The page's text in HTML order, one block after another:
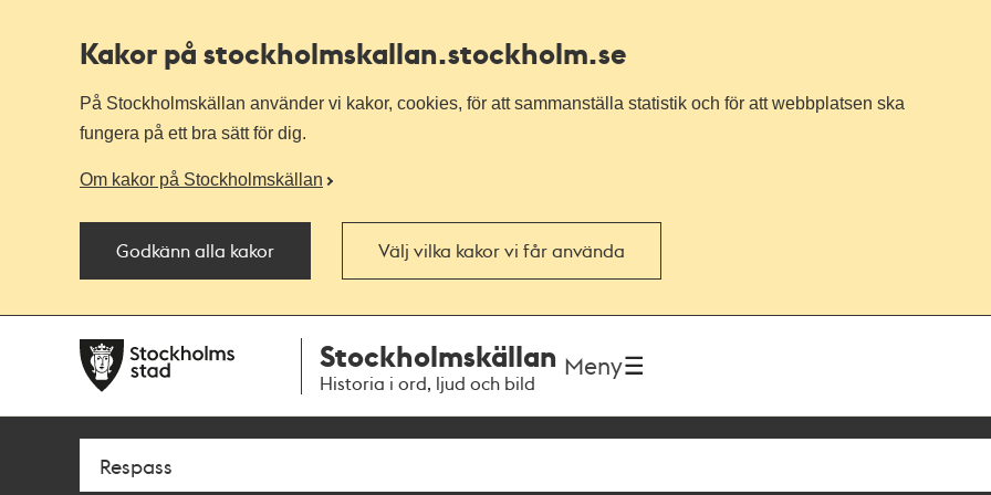
Kakor på stockholmskallan.stockholm.se
På Stockholmskällan använder vi kakor, cookies, för att sammanställa statistik och för att webbplatsen ska
fungera på ett bra sätt för dig.
Om kakor på Stockholmskällan
Godkänn alla kakor Välj vilka kakor vi får använda
navigationen
huvudinnehållet
Stockholmskällan
Historia i ord, ljud och bild
Meny
Sök